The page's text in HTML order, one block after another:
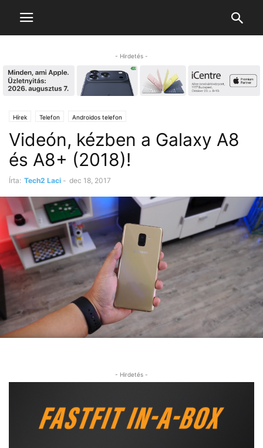
- Hirdetés -
Hírek Telefon Androidos telefon
Videón, kézben a Galaxy A8
és A8+ (2018)!
Írta: Tech2 Laci - dec 18, 2017
- Hirdetés -